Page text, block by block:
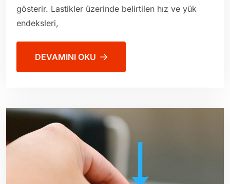
gösterir. Lastikler üzerinde belirtilen hız ve yük
endeksleri,
DEVAMINI OKU